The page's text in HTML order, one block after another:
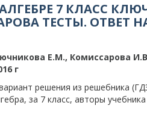
7 КЛАСС
ТЕСТЫ. ОТВЕТ
Е.М., Комиссарова
г
решения из решебника
за 7 класс, авторы